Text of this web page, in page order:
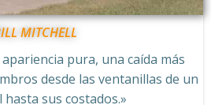
MITCHELL
pura, una caída más
desde las ventanillas de un
sus costados.»